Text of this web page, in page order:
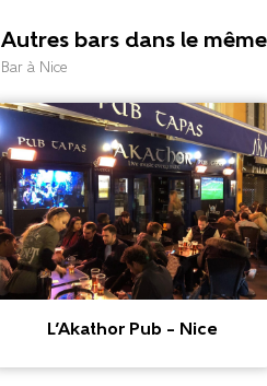
Autres bars dans le
Bar à Nice
L’Akathor Pub – Nice